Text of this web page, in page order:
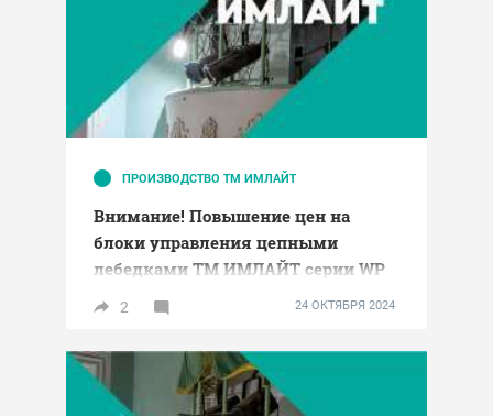
ПРОИЗВОДСТВО ТМ ИМЛАЙТ
Внимание! Повышение цен на
блоки управления цепными
лебедками ТМ ИМЛАЙТ серии WP
2 24 ОКТЯБРЯ 2024